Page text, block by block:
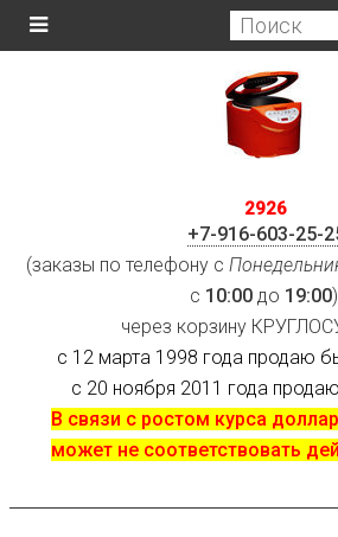
2926
+7-916-603-25-
(заказы по телефону с
с 10:00 до 19:00
через корзину
с 12 марта 1998 года продаю
с 20 ноября 2011 года
В связи с ростом курса
может не соответствовать